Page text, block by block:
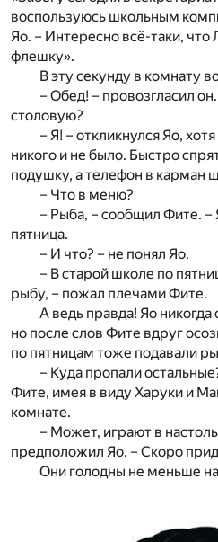
воспользуюсь школьным
Яо. – Интересно всё-таки, что
флешку».
В эту секунду в комнату
– Обед! – провозгласил
столовую?
– Я! – откликнулся Яо,
никого и не было. Быстро
подушку, а телефон в карман
– Что в меню?
– Рыба, – сообщил Фите. –
пятница.
– И что? – не понял Яо.
– В старой школе по
рыбу, – пожал плечами Фите.
А ведь правда! Яо
но после слов Фите вдруг
по пятницам тоже подавали
– Куда пропали
Фите, имея в виду Харуки и
комнате.
– Может, играют в
предположил Яо. – Скоро
Они голодны не меньше